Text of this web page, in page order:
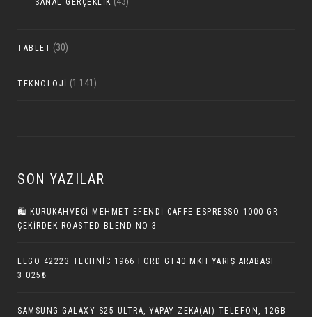
SANAL GERÇEKLIK
TABLET (30)
TEKNOLOJI (1.141)
SON YAZILAR
🛍️ KURUKAHVECI MEHMET EFENDI CAFFE ESPRESSO 1000 GR
ÇEKIRDEK ROASTED BLEND NO 3
LEGO 42223 TECHNIC 1966 FORD GT40 MKII YARIŞ ARABASI –
3.025₺
SAMSUNG GALAXY S25 ULTRA, YAPAY ZEKA(AI) TELEFON, 12GB